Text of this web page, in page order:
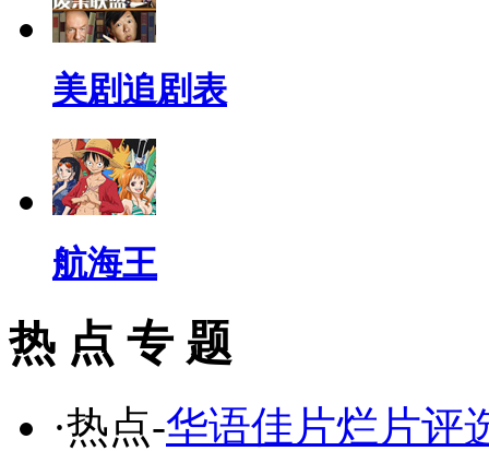
美剧追剧表
航海王
热 点 专 题
·热点-华语佳片烂片评